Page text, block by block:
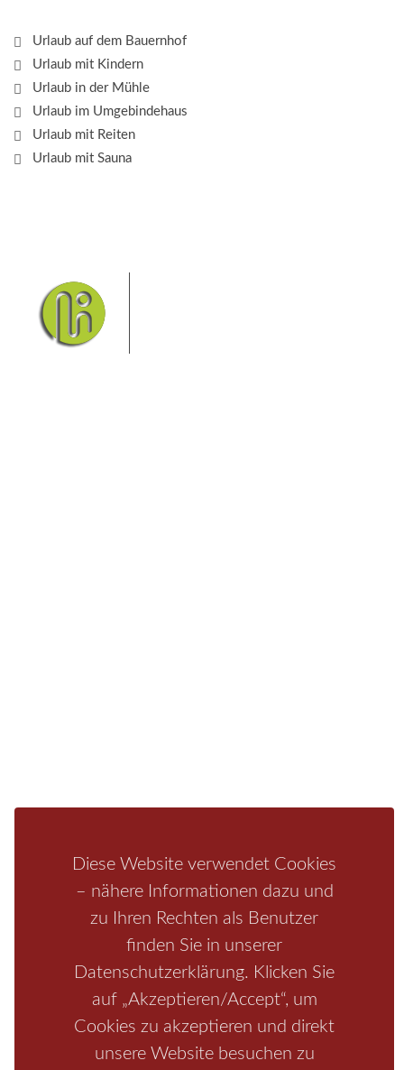
Diese Website verwendet Cookies
– nähere Informationen dazu und
zu Ihren Rechten als Benutzer
finden Sie in unserer
Datenschutzerklärung. Klicken Sie
auf „Akzeptieren/Accept“, um
Cookies zu akzeptieren und direkt
unsere Website besuchen zu
Urlaub auf dem Bauernhof
Urlaub mit Kindern
Urlaub in der Mühle
Urlaub im Umgebindehaus
Urlaub mit Reiten
Urlaub mit Sauna
Region / Fragen+Antworten / Unterkunft / Aktivitäten